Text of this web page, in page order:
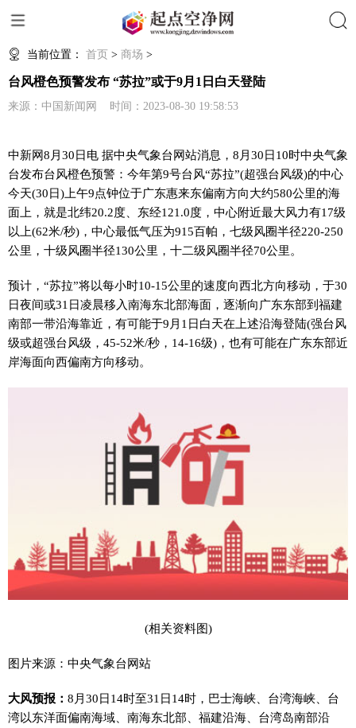
当前位置： 首页 > 商场 >
台风橙色预警发布 “苏拉”或于9月1日白天登陆
来源：中国新闻网 时间：2023-08-30 19:58:53
中新网8月30日电 据中央气象台网站消息，8月30日10时中央气象
台发布台风橙色预警：今年第9号台风“苏拉”(超强台风级)的中心
今天(30日)上午9点钟位于广东惠来东偏南方向大约580公里的海
面上，就是北纬20.2度、东经121.0度，中心附近最大风力有17级
以上(62米/秒)，中心最低气压为915百帕，七级风圈半径220-250
公里，十级风圈半径130公里，十二级风圈半径70公里。
预计，“苏拉”将以每小时10-15公里的速度向西北方向移动，于30
日夜间或31日凌晨移入南海东北部海面，逐渐向广东东部到福建
南部一带沿海靠近，有可能于9月1日白天在上述沿海登陆(强台风
级或超强台风级，45-52米/秒，14-16级)，也有可能在广东东部近
岸海面向西偏南方向移动。
(相关资料图)
图片来源：中央气象台网站
大风预报： 8月30日14时至31日14时，巴士海峡、台湾海峡、台
湾以东洋面偏南海域、南海东北部、福建沿海、台湾岛南部沿